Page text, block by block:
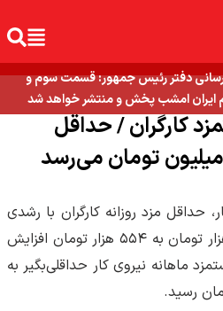
دفتر رئیس جمهور: قسمت سوم و
ایران امشب پخش و منتشر خواهد شد
کارگران / حداقل
حداقل مزد روزانه کارگران با رشدی
نزدیک به ۶۰ درصد از ۳۴۶ هزار تومان به ۵۵۴ هزار تومان افزایش
ماهانه نیروی کار حداقلی‌بگیر به